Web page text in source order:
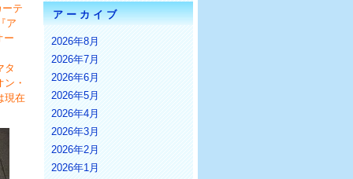
テ
ア
ー
タ
・
現在
アーカイブ
2026年8月
2026年7月
2026年6月
2026年5月
2026年4月
2026年3月
2026年2月
2026年1月